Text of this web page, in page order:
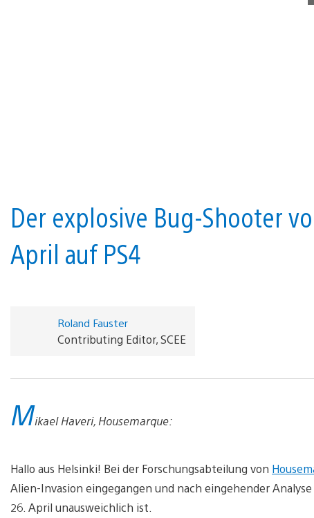
Der explosive Bug-Shooter
April auf PS4
Roland Fauster
Contributing Editor, SCEE
Mikael Haveri, Housemarque:
Hallo aus Helsinki! Bei der Forschungsabteilung von
Alien-Invasion eingegangen und nach eingehender
26. April unausweichlich ist.